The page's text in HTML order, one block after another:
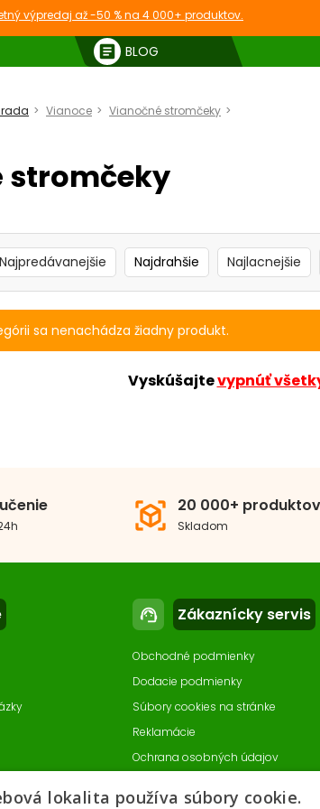
výpredaj až -50 % na 4 000+ produktov.
article BLOG
Vianoce Vianočné stromčeky
stromčeky
Najpredávanejšie Najdrahšie Najlacnejšie
sa nenachádza žiadny produkt.
Vyskúšajtevypnúť
view_in_ar 20 000+ produktov
Skladom
support_agent Zákaznícky servis
Obchodné podmienky
Dodacie podmienky
Súbory cookies na stránke
Reklamácie
Ochrana osobných údajov
lokalita používa súbory cookie.